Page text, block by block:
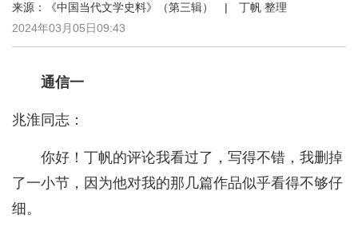
来源：《中国当代文学史料》（第三辑） | 丁帆 整理
2024年03月05日09:43
通信一
兆淮同志：
你好！丁帆的评论我看过了，写得不错，我删掉
了一小节，因为他对我的那几篇作品似乎看得不够仔
细。